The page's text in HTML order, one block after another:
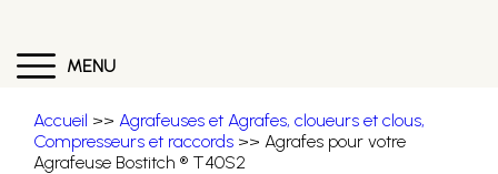
MENU
Accueil >> Agrafeuses et Agrafes, cloueurs et clous,
Compresseurs et raccords >> Agrafes pour votre
Agrafeuse Bostitch ® T40S2